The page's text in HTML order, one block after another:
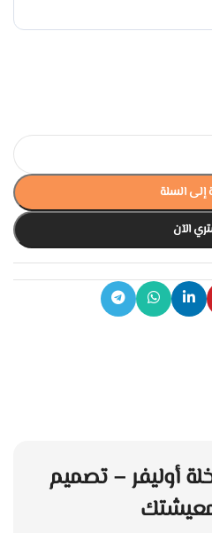
إلى السلة
الآن
أوليفر – تصميم